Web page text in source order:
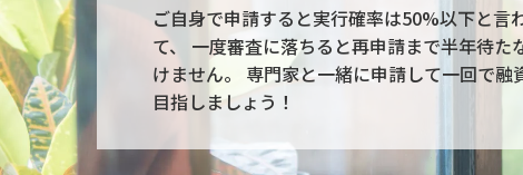
ご自身で申請すると実行確率は50%以下と言
て、 一度審査に落ちると再申請まで半年待た
けません。 専門家と一緒に申請して一回で融
目指しましょう！